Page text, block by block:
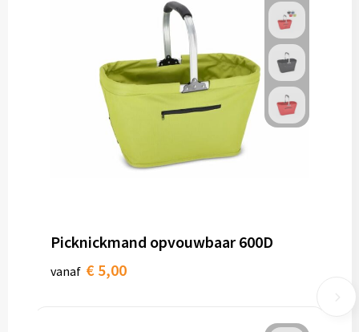
Picknickmand opvouwbaar 600D
vanaf € 5,00